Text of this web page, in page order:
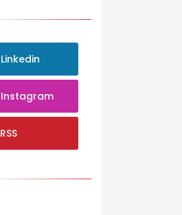
Linkedin
Instagram
RSS